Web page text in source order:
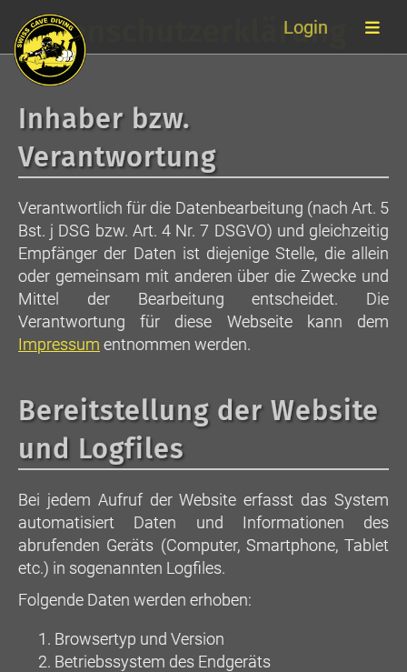
Login
Datenschutzerklärung
Inhaber bzw.
Verantwortung
Verantwortlich für die Datenbearbeitung (nach Art. 5
Bst. j DSG bzw. Art. 4 Nr. 7 DSGVO) und gleichzeitig
Empfänger der Daten ist diejenige Stelle, die allein
oder gemeinsam mit anderen über die Zwecke und
Mittel der Bearbeitung entscheidet. Die
Verantwortung für diese Webseite kann dem
Impressum entnommen werden.
Bereitstellung der Website
und Logfiles
Bei jedem Aufruf der Website erfasst das System
automatisiert Daten und Informationen des
abrufenden Geräts (Computer, Smartphone, Tablet
etc.) in sogenannten Logfiles.
Folgende Daten werden erhoben:
Browsertyp und Version
Betriebssystem des Endgeräts